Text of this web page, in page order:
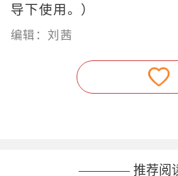
导下使用。）
编辑：刘茜
———— 推荐